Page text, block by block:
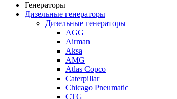
Генераторы
Дизельные генераторы
Дизельные генераторы
AGG
Airman
Aksa
AMG
Atlas Copco
Caterpillar
Chicago Pneumatic
CTG